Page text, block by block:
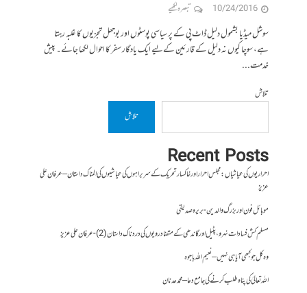
10/24/2016 تبصرہ لکھیے
سوشل میڈیا بشمول دلیل ڈاٹ پی کے پر سیاسی پوسٹوں اور بوجھل تجزیوں کا غلبہ رہتا
ہے، سوچا کیوں نہ دلیل کے قارئین کےلیے ایک یادگار سفر کا احوال لکھا جائے۔ پیش
خدمت...
تلاش
تلاش
Recent Posts
احراریوں کی عیاشیاں : مجلس احرار اور خاکسار تحریک کے سربراہوں کی عیاشیوں کی المناک داستان – عرفان علی
عزیز
موبائل فون اور بزرگ والدین- بریرہ صدیقی
مسلم کش فسادات نہرو، پٹیل اور گاندھی کے متضاد رویوں کی درد ناک داستان (2)- عرفان علی عزیز
وہ کل جو کبھی آیا ہی نہیں – نعیم اللہ باجوہ
اللہ تعالیٰ کی پناہ طلب کرنے کی جامع دعا – محمد عدنان